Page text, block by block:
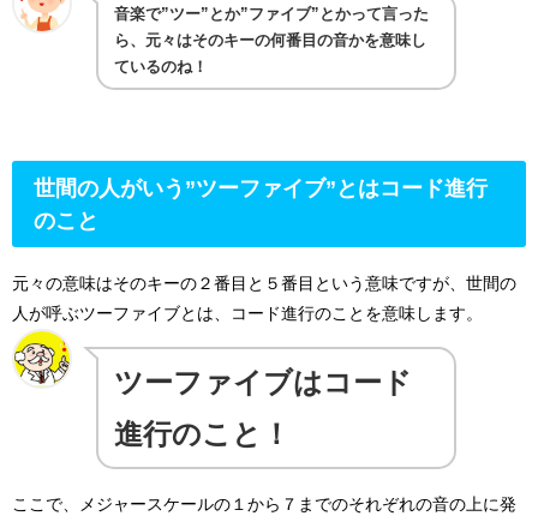
音楽で”ツー”とか”ファイブ”とかって言った
ら、元々はそのキーの何番目の音かを意味し
ているのね！
世間の人がいう”ツーファイブ”とはコード進行
のこと
元々の意味はそのキーの２番目と５番目という意味ですが、世間の
人が呼ぶツーファイブとは、コード進行のことを意味します。
ツーファイブはコード
進行のこと！
ここで、メジャースケールの１から７までのそれぞれの音の上に発